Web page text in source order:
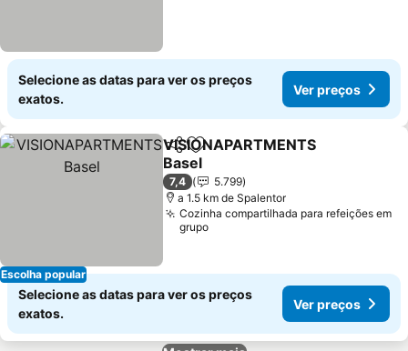
Selecione as datas para ver os preços
exatos.
Ver preços
Escolha popular
PartilharAdicionar aos favoritos
VISIONAPARTMENTS
Basel
7,4
5.799
a 1.5 km de Spalentor
Cozinha compartilhada para refeições em
grupo
Selecione as datas para ver os preços
exatos.
Ver preços